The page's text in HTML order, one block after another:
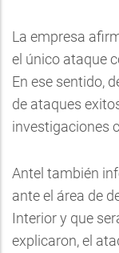
La empresa
el único ataque
En ese sentido,
de ataques
investigaciones
Antel también
ante el área de
Interior y que
explicaron, el